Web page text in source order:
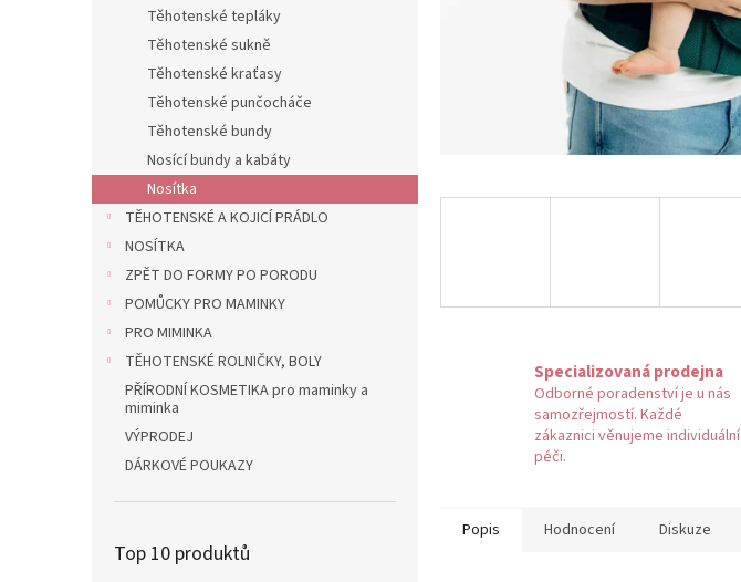
Těhotenské tepláky
Těhotenské sukně
Těhotenské kraťasy
Těhotenské punčocháče
Těhotenské bundy
Nosící bundy a kabáty
Nosítka
TĚHOTENSKÉ A KOJICÍ PRÁDLO
NOSÍTKA
ZPĚT DO FORMY PO PORODU
POMŮCKY PRO MAMINKY
PRO MIMINKA
TĚHOTENSKÉ ROLNIČKY, BOLY
PŘÍRODNÍ KOSMETIKA pro maminky a
miminka
VÝPRODEJ
DÁRKOVÉ POUKAZY
Top 10 produktů
Specializovaná prodejna
Odborné poradenství je u nás
samozřejmostí. Každé
zákaznici věnujeme individuální
péči.
Popis Hodnocení Diskuze